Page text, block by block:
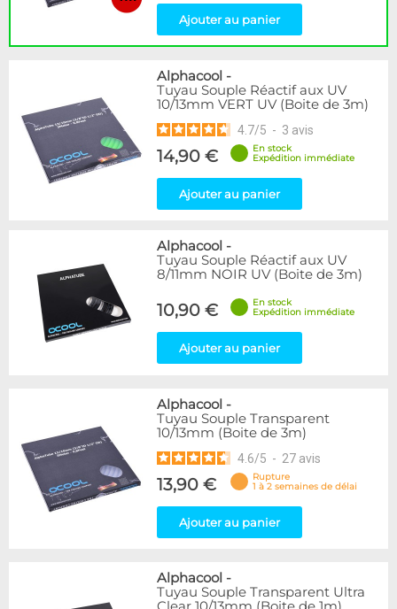
Ajouter au panier
Alphacool -
Tuyau Souple Réactif aux UV
10/13mm VERT UV (Boite de 3m)
4.7/5 - 3 avis
14,90 €
En stock
Expédition immédiate
Ajouter au panier
Alphacool -
Tuyau Souple Réactif aux UV
8/11mm NOIR UV (Boite de 3m)
10,90 €
En stock
Expédition immédiate
Ajouter au panier
Alphacool -
Tuyau Souple Transparent
10/13mm (Boite de 3m)
4.6/5 - 27 avis
13,90 €
Rupture
1 à 2 semaines de délai
Ajouter au panier
Alphacool -
Tuyau Souple Transparent Ultra